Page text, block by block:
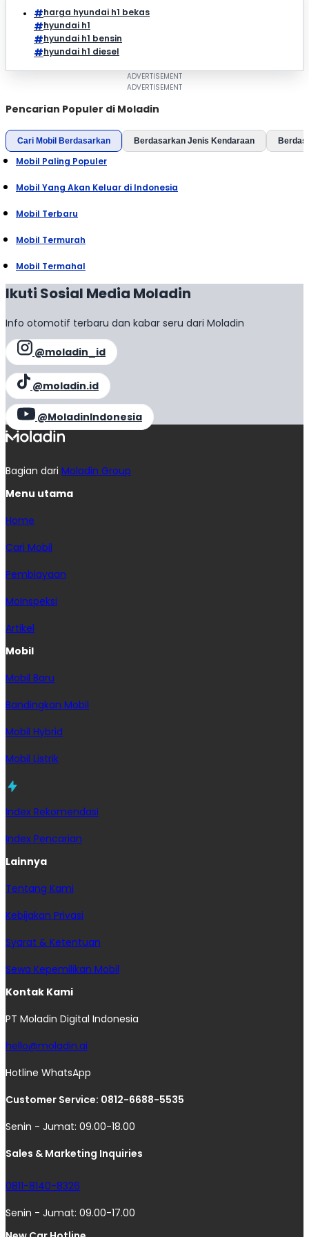
harga hyundai h1 bekas
hyundai h1
hyundai h1 bensin
hyundai h1 diesel
Pencarian Populer di Moladin
Cari Mobil Berdasarkan Berdasarkan Jenis Kendaraan
Mobil Paling Populer
Mobil Yang Akan Keluar di Indonesia
Mobil Terbaru
Mobil Termurah
Mobil Termahal
Ikuti Sosial Media Moladin
Info otomotif terbaru dan kabar seru dari Moladin
@moladin_id
@moladin.id
@MoladinIndonesia
Bagian dari Moladin Group
Menu utama
Home
Cari Mobil
Pembiayaan
MoInspeksi
Artikel
Mobil
Mobil Baru
Bandingkan Mobil
Mobil Hybrid
Mobil Listrik
Index Rekomendasi
Index Pencarian
Lainnya
Tentang Kami
Kebijakan Privasi
Syarat & Ketentuan
Sewa Kepemilikan Mobil
Kontak Kami
PT Moladin Digital Indonesia
hello@moladin.ai
Hotline WhatsApp
Customer Service: 0812-6688-5535
Senin - Jumat: 09.00-18.00
Sales & Marketing Inquiries
0811-8140-8326
Senin - Jumat: 09.00-17.00